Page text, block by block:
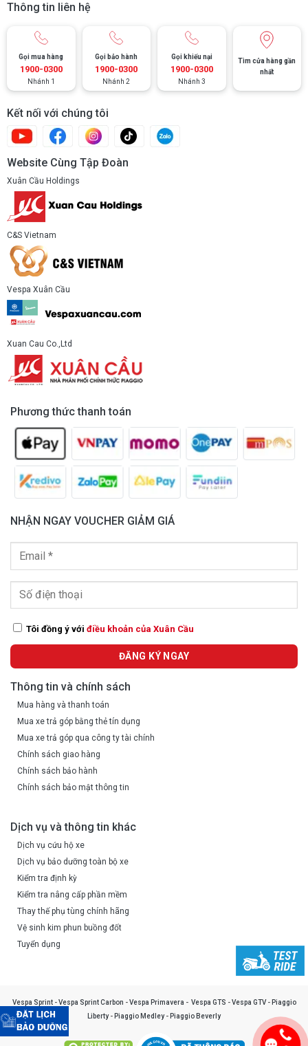
Thông tin liên hệ
Gọi mua hàng
1900-0300
Nhánh 1
Gọi bảo hành
1900-0300
Nhánh 2
Gọi khiếu nại
1900-0300
Nhánh 3
Tìm cửa hàng gần
nhất
Kết nối với chúng tôi
Website Cùng Tập Đoàn
Xuân Cầu Holdings
C&S Vietnam
Vespa Xuân Cầu
Xuan Cau Co.,Ltd
Phương thức thanh toán
NHẬN NGAY VOUCHER GIẢM GIÁ
Tôi đồng ý với điều khoản của Xuân Cầu
Thông tin và chính sách
Mua hàng và thanh toán
Mua xe trả góp bằng thẻ tín dụng
Mua xe trả góp qua công ty tài chính
Chính sách giao hàng
Chính sách bảo hành
Chính sách bảo mật thông tin
Dịch vụ và thông tin khác
Dịch vụ cứu hộ xe
Dịch vụ bảo dưỡng toàn bộ xe
Kiểm tra định kỳ
Kiểm tra nâng cấp phần mềm
Thay thế phụ tùng chính hãng
Vệ sinh kim phun buồng đốt
Tuyển dụng
Vespa Sprint-Vespa Sprint Carbon -Vespa Primavera - Vespa GTS -Vespa GTV- Piaggio
Liberty- Piaggio Medley- Piaggio Beverly